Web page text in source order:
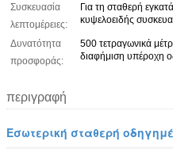
Συσκευασία
λεπτομέρειες:
Για τη σταθερή
κυψελοειδής
Δυνατότητα
προσφοράς:
500 τετραγωνικά
διαφήμιση υπέροχη
περιγραφή
Εσωτερική σταθερή